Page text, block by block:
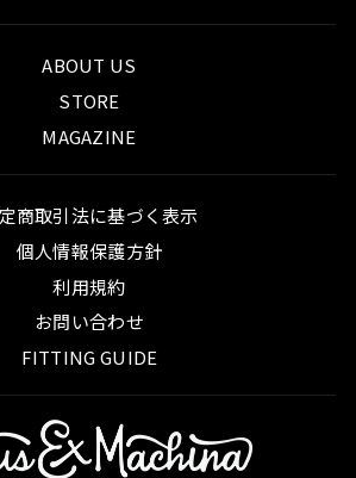
ABOUT US
STORE
MAGAZINE
商取引法に基づく表示
個人情報保護方針
利用規約
お問い合わせ
FITTING GUIDE